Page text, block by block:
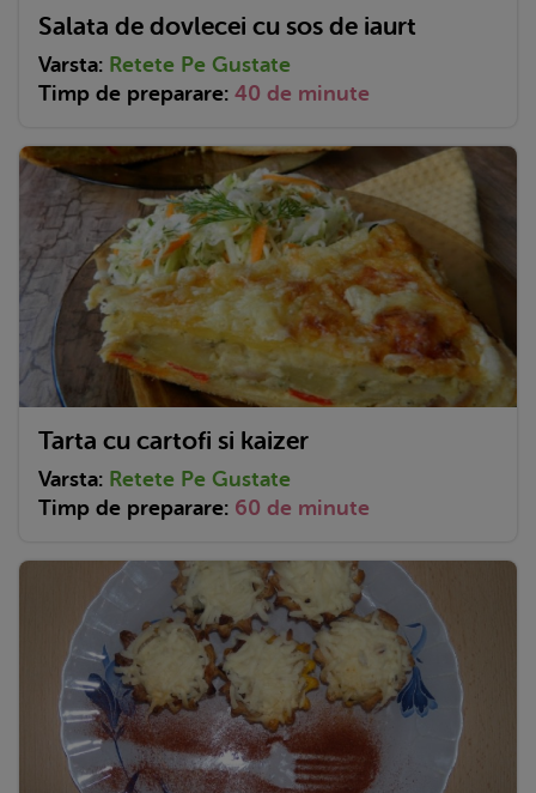
Salata de dovlecei cu sos de iaurt
Varsta: Retete Pe Gustate
Timp de preparare: 40 de minute
Tarta cu cartofi si kaizer
Varsta: Retete Pe Gustate
Timp de preparare: 60 de minute